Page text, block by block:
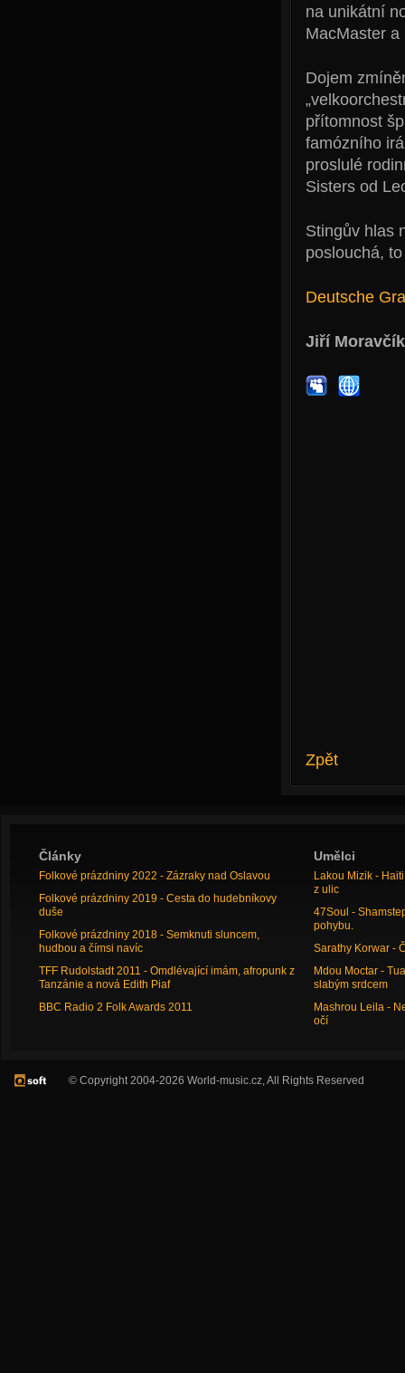
na unikátní
MacMaster
Dojem
přítomnost
famózního
proslulé
Sisters od
Stingův hlas
poslouchá,
Deutsche
Jiří Moravčík
Zpět
Články
Folkové prázdniny 2022 - Zázraky nad Oslavou
Folkové prázdniny 2019 - Cesta do hudebníkovy
duše
Folkové prázdniny 2018 - Semknuti sluncem,
hudbou a čímsi navíc
TFF Rudolstadt 2011 - Omdlévající imám, afropunk z
Tanzánie a nová Edith Piaf
BBC Radio 2 Folk Awards 2011
Umělci
Lakou Mizik -
z ulic
47Soul -
pohybu.
Sarathy Korwar -
Mdou Moctar -
slabým srdcem
Mashrou Leila -
očí
© Copyright 2004-2026 World-music.cz, All Rights Reserved